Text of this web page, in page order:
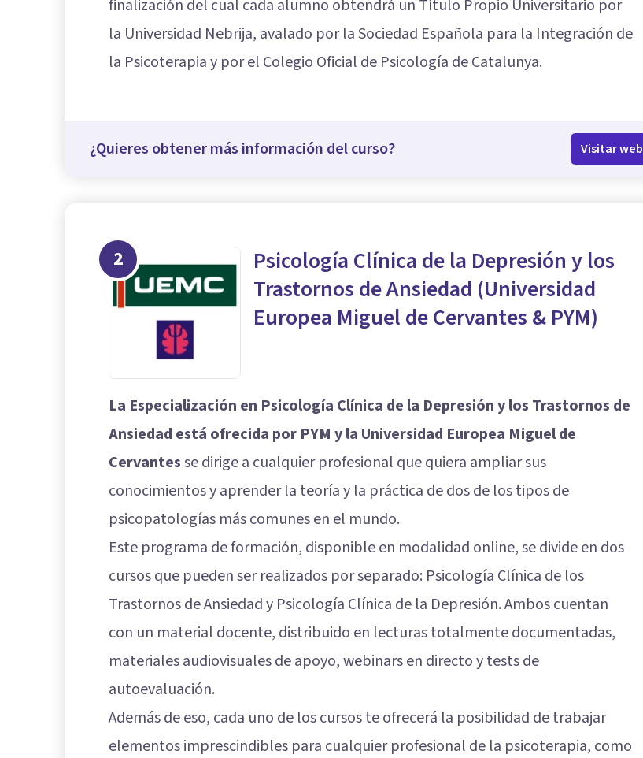
finalización del cual cada alumno obtendrá un Título Propio Universitario por
la Universidad Nebrija, avalado por la Sociedad Española para la Integración de
la Psicoterapia y por el Colegio Oficial de Psicología de Catalunya.
¿Quieres obtener más información del curso? Visitar web
2
Psicología Clínica de la Depresión y los
Trastornos de Ansiedad (Universidad
Europea Miguel de Cervantes & PYM)
La Especialización en Psicología Clínica de la Depresión y los Trastornos de
Ansiedad está ofrecida por PYM y la Universidad Europea Miguel de
Cervantesse dirige a cualquier profesional que quiera ampliar sus
conocimientos y aprender la teoría y la práctica de dos de los tipos de
psicopatologías más comunes en el mundo.
Este programa de formación, disponible en modalidad online, se divide en dos
cursos que pueden ser realizados por separado: Psicología Clínica de los
Trastornos de Ansiedady Psicología Clínica de la Depresión. Ambos cuentan
con un material docente, distribuido en lecturas totalmente documentadas,
materiales audiovisuales de apoyo, webinars en directo y tests de
autoevaluación.
Además de eso, cada uno de los cursos te ofrecerá la posibilidad de trabajar
elementos imprescindibles para cualquier profesional de la psicoterapia, como